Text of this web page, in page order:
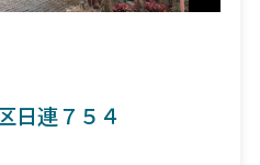
日連７５４